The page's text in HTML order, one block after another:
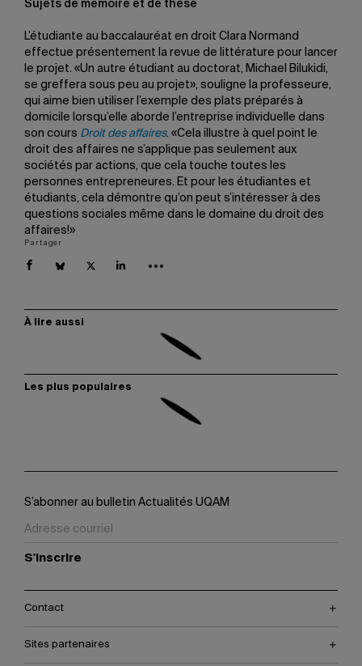
Sujets de mémoire et de thèse
L’étudiante au baccalauréat en droit Clara Normand
effectue présentement la revue de littérature pour lancer
le projet. «Un autre étudiant au doctorat, Michael Bilukidi,
se greffera sous peu au projet», souligne la professeure,
qui aime bien utiliser l’exemple des plats préparés à
domicile lorsqu’elle aborde l’entreprise individuelle dans
son cours Droit des affaires. «Cela illustre à quel point le
droit des affaires ne s’applique pas seulement aux
sociétés par actions, que cela touche toutes les
personnes entrepreneures. Et pour les étudiantes et
étudiants, cela démontre qu’on peut s’intéresser à des
questions sociales même dans le domaine du droit des
affaires!»
Partager
À lire aussi
Les plus populaires
S’abonner au bulletin Actualités UQAM
S'inscrire
Contact
Sites partenaires